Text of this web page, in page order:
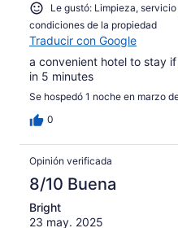
Le gustó: Limpieza,
condiciones de la propiedad
Traducir con Google
a convenient hotel to stay
in 5 minutes
Se hospedó 1 noche en marzo
0
Opinión verificada
8/10 Buena
Bright
23 may. 2025